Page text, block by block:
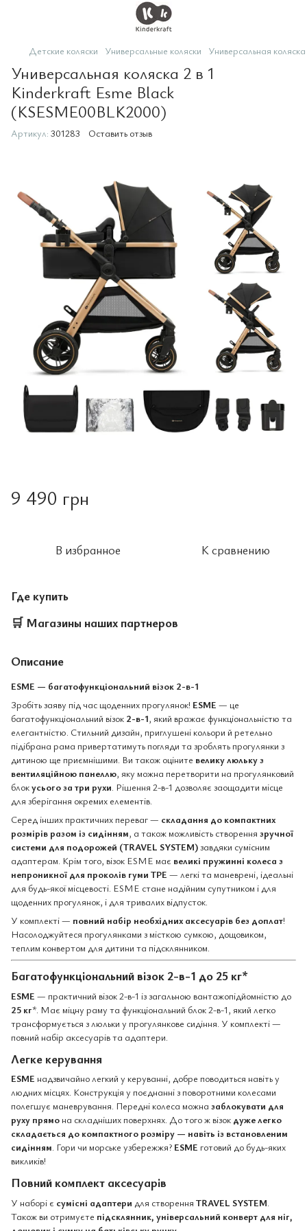
Детские коляски Универсальные коляски Универсальная
Универсальная коляска 2 в 1
Kinderkraft Esme Black
(KSESME00BLK2000)
Артикул: 301283 Оставить отзыв
9 490 грн
В избранное К сравнению
Где купить
🛒 Магазины наших партнеров
Описание
ESME — багатофункціональний візок 2-в-1
Зробіть заяву під час щоденних прогулянок! ESME — це
багатофункціональний візок 2-в-1, який вражає функціональністю та
елегантністю. Стильний дизайн, приглушені кольори й ретельно
підібрана рама привертатимуть погляди та зроблять прогулянки з
дитиною ще приємнішими. Ви також оціните велику люльку з
вентиляційною панеллю, яку можна перетворити на прогулянковий
блокусього за три рухи. Рішення 2-в-1 дозволяє заощадити місце
для зберігання окремих елементів.
Серед інших практичних переваг — складання до компактних
розмірів разом із сидінням, а також можливість створення зручної
системи для подорожей (TRAVEL SYSTEM)завдяки сумісним
адаптерам. Крім того, візок ESME має великі пружинні колеса з
непроникної для проколів гуми TPE — легкі та маневрені, ідеальні
для будь-якої місцевості. ESME стане надійним супутником і для
щоденних прогулянок, і для тривалих відпусток.
У комплекті — повний набір необхідних аксесуарів без доплат!
Насолоджуйтеся прогулянками з місткою сумкою, дощовиком,
теплим конвертом для дитини та підсклянником.
Багатофункціональний візок 2-в-1 до 25 кг*
ESME — практичний візок 2-в-1 із загальною вантажопідйомністю до
25 кг*. Має міцну раму та функціональний блок 2-в-1, який легко
трансформується з люльки у прогулянкове сидіння. У комплекті —
повний набір аксесуарів та адаптери.
Легке керування
ESME надзвичайно легкий у керуванні, добре поводиться навіть у
людних місцях. Конструкція у поєднанні з поворотними колесами
полегшує маневрування. Передні колеса можна заблокувати для
руху прямо на складніших поверхнях. До того ж візок дуже легко
складається до компактного розміру — навіть із встановленим
сидінням. Гори чи морське узбережжя? ESME готовий до будь-яких
викликів!
Повний комплект аксесуарів
У наборі є сумісні адаптери для створення TRAVEL SYSTEM
Також ви отримуєте підсклянник, універсальний конверт для ніг,